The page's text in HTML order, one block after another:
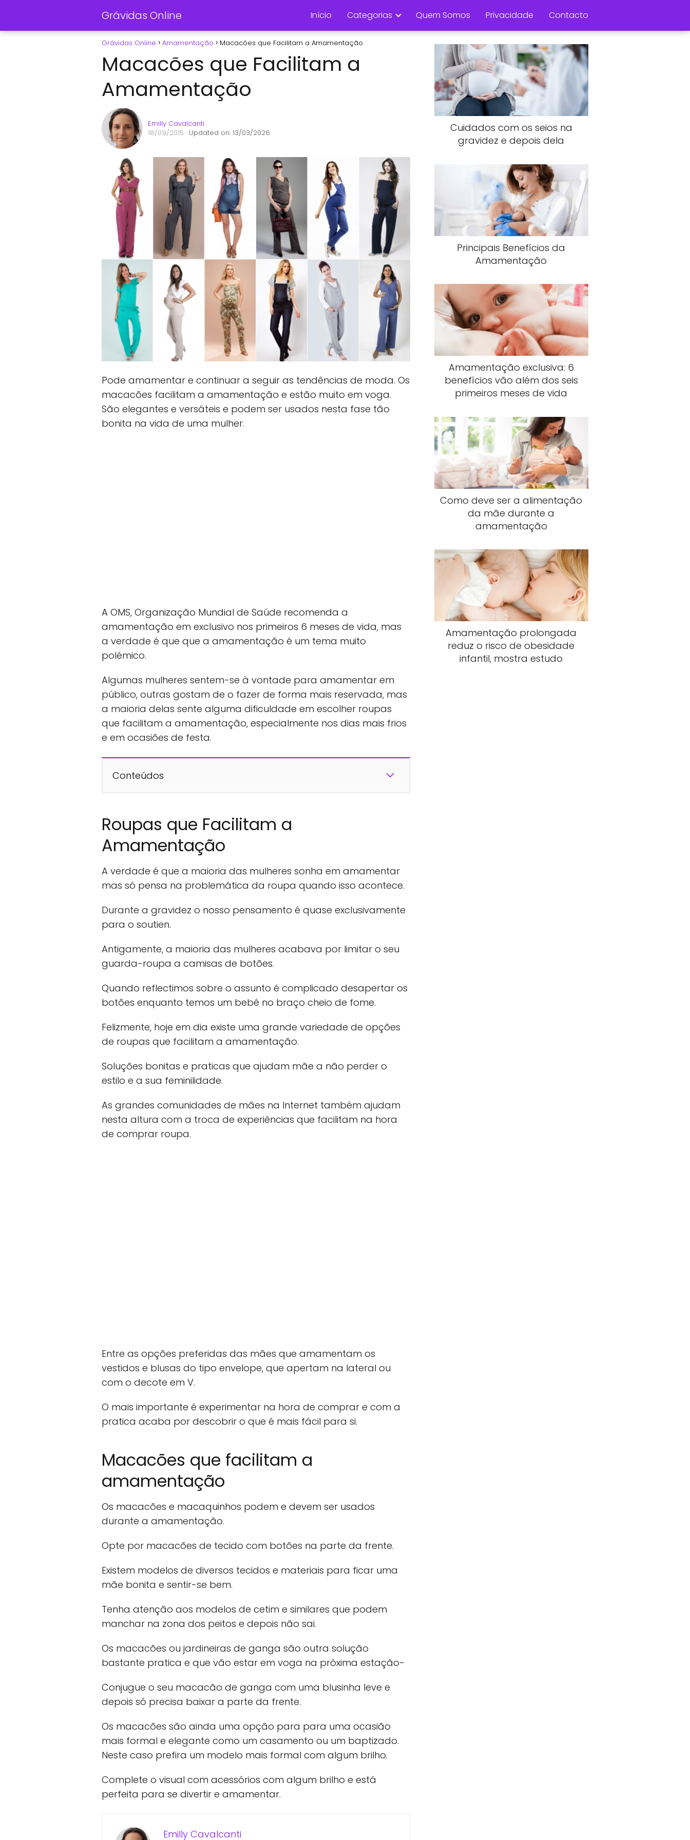
Grávidas Online Início Categorias Quem Somos Privacidade Contacto
Grávidas Online Amamentação Macacões que Facilitam a Amamentação
Macacões que Facilitam a
Amamentação
Emilly Cavalcanti
18/09/2015 · Updated on: 13/03/2026
Pode amamentar e continuar a seguir as tendências de moda. Os
macacões facilitam a amamentação e estão muito em voga.
São elegantes e versáteis e podem ser usados nesta fase tão
bonita na vida de uma mulher.
A OMS, Organização Mundial de Saúde recomenda a
amamentação em exclusivo nos primeiros 6 meses de vida, mas
a verdade é que que a amamentação é um tema muito
polémico.
Algumas mulheres sentem-se à vontade para amamentar em
público, outras gostam de o fazer de forma mais reservada, mas
a maioria delas sente alguma dificuldade em escolher roupas
que facilitam a amamentação, especialmente nos dias mais frios
e em ocasiões de festa.
Conteúdos
Roupas que Facilitam a
Amamentação
A verdade é que a maioria das mulheres sonha em amamentar
mas só pensa na problemática da roupa quando isso acontece.
Durante a gravidez o nosso pensamento é quase exclusivamente
para o soutien.
Antigamente, a maioria das mulheres acabava por limitar o seu
guarda-roupa a camisas de botões.
Quando reflectimos sobre o assunto é complicado desapertar os
botões enquanto temos um bebé no braço cheio de fome.
Felizmente, hoje em dia existe uma grande variedade de opções
de roupas que facilitam a amamentação.
Soluções bonitas e praticas que ajudam mãe a não perder o
estilo e a sua feminilidade.
As grandes comunidades de mães na Internet também ajudam
nesta altura com a troca de experiências que facilitam na hora
de comprar roupa.
Entre as opções preferidas das mães que amamentam os
vestidos e blusas do tipo envelope, que apertam na lateral ou
com o decote em V.
O mais importante é experimentar na hora de comprar e com a
pratica acaba por descobrir o que é mais fácil para si.
Macacões que facilitam a
amamentação
Os macacões e macaquinhos podem e devem ser usados
durante a amamentação.
Opte por macacões de tecido com botões na parte da frente.
Existem modelos de diversos tecidos e materiais para ficar uma
mãe bonita e sentir-se bem.
Tenha atenção aos modelos de cetim e similares que podem
manchar na zona dos peitos e depois não sai.
Os macacões ou jardineiras de ganga são outra solução
bastante pratica e que vão estar em voga na próxima estação-
Conjugue o seu macacão de ganga com uma blusinha leve e
depois só precisa baixar a parte da frente.
Os macacões são ainda uma opção para para uma ocasião
mais formal e elegante como um casamento ou um baptizado.
Neste caso prefira um modelo mais formal com algum brilho.
Complete o visual com acessórios com algum brilho e está
perfeita para se divertir e amamentar.
Emilly Cavalcanti
Cuidados com os seios na
gravidez e depois dela
Principais Benefícios da
Amamentação
Amamentação exclusiva: 6
benefícios vão além dos seis
primeiros meses de vida
Como deve ser a alimentação
da mãe durante a
amamentação
Amamentação prolongada
reduz o risco de obesidade
infantil, mostra estudo